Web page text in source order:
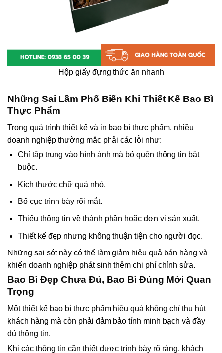
Hộp giấy đựng thức ăn nhanh
Những Sai Lầm Phổ Biến Khi Thiết Kế Bao Bì
Thực Phẩm
Trong quá trình thiết kế và in bao bì thực phẩm, nhiều
doanh nghiệp thường mắc phải các lỗi như:
Chỉ tập trung vào hình ảnh mà bỏ quên thông tin bắt
buộc.
Kích thước chữ quá nhỏ.
Bố cục trình bày rối mắt.
Thiếu thông tin về thành phần hoặc đơn vị sản xuất.
Thiết kế đẹp nhưng không thuận tiện cho người đọc.
Những sai sót này có thể làm giảm hiệu quả bán hàng và
khiến doanh nghiệp phát sinh thêm chi phí chỉnh sửa.
Bao Bì Đẹp Chưa Đủ, Bao Bì Đúng Mới Quan
Trọng
Một thiết kế bao bì thực phẩm hiệu quả không chỉ thu hút
khách hàng mà còn phải đảm bảo tính minh bạch và đầy
đủ thông tin.
Khi các thông tin cần thiết được trình bày rõ ràng, khách